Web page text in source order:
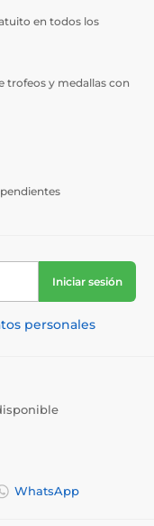
en todos los
trofeos y medallas con
Iniciar sesión
personales
WhatsApp